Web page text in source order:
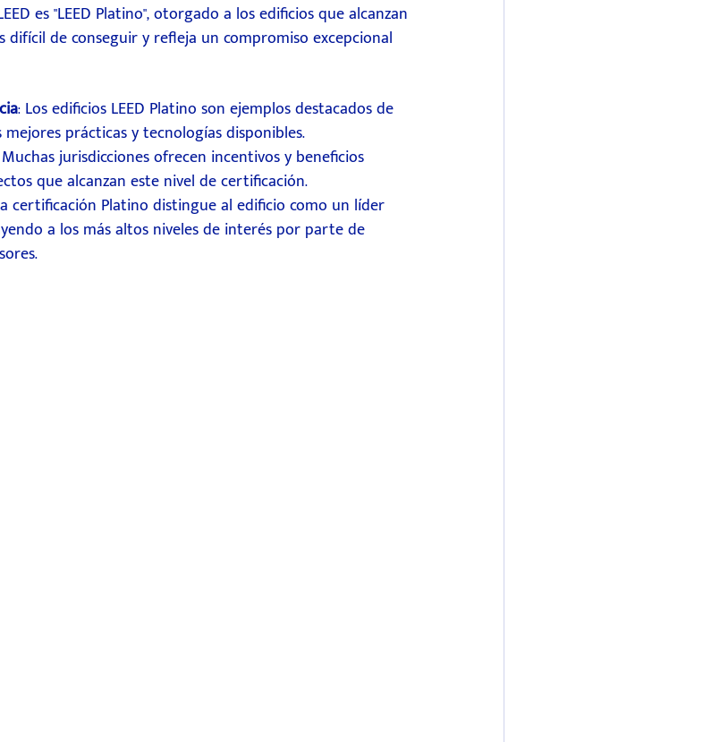
es "LEED Platino", otorgado a los edificios que alcanzan
difícil de conseguir y refleja un compromiso excepcional
: Los edificios LEED Platino son ejemplos destacados de
prácticas y tecnologías disponibles.
jurisdicciones ofrecen incentivos y beneficios
que alcanzan este nivel de certificación.
certificación Platino distingue al edificio como un líder
a los más altos niveles de interés por parte de